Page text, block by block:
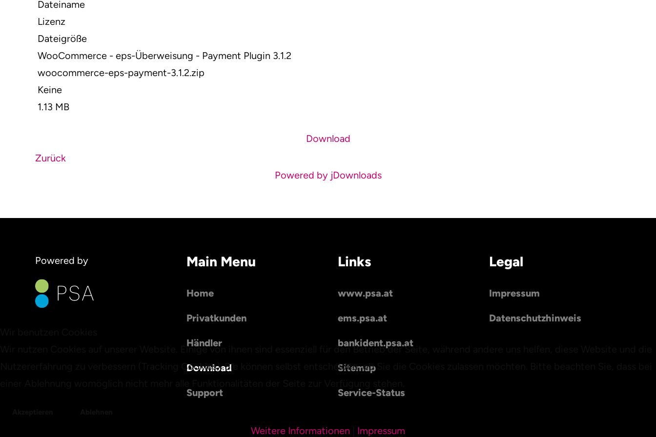
Dateiname
Lizenz
Dateigröße
WooCommerce - eps-Überweisung - Payment Plugin 3.1.2
woocommerce-eps-payment-3.1.2.zip
Keine
1.13 MB
Download
Zurück
Powered by jDownloads
Powered by Main Menu
Home
Privatkunden
Händler
Download
Support
Links
www.psa.at
ems.psa.at
bankident.psa.at
Sitemap
Service-Status
Legal
Impressum
Datenschutzhinweis
Wir nutzen Cookies auf unserer Website. Einige von ihnen sind essenziell für den Betrieb der Seite, während andere uns helfen, diese Website und die
Nutzererfahrung zu verbessern (Tracking Cookies). Sie können selbst entscheiden, ob Sie die Cookies zulassen möchten. Bitte beachten Sie, dass bei
Weitere Informationen Impressum